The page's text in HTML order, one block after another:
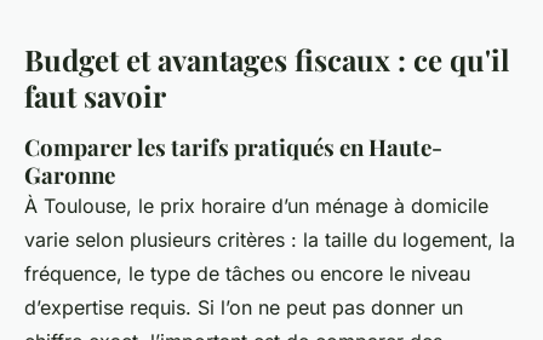
Budget et avantages fiscaux : ce qu'il
faut savoir
Comparer les tarifs pratiqués en Haute-
Garonne
À Toulouse, le prix horaire d’un ménage à domicile
varie selon plusieurs critères : la taille du logement, la
fréquence, le type de tâches ou encore le niveau
d’expertise requis. Si l’on ne peut pas donner un